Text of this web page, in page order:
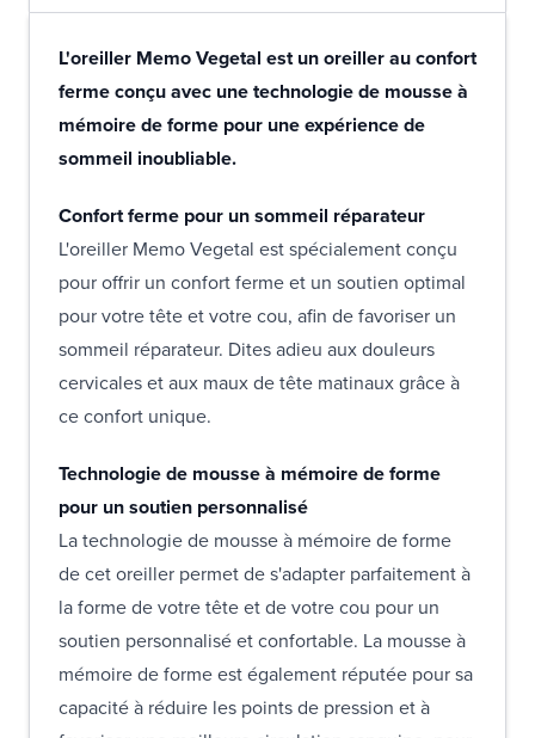
L'oreiller Memo Vegetal est un oreiller au confort
ferme conçu avec une technologie de mousse à
mémoire de forme pour une expérience de
sommeil inoubliable.
Confort ferme pour un sommeil réparateur
L'oreiller Memo Vegetal est spécialement conçu
pour offrir un confort ferme et un soutien optimal
pour votre tête et votre cou, afin de favoriser un
sommeil réparateur. Dites adieu aux douleurs
cervicales et aux maux de tête matinaux grâce à
ce confort unique.
Technologie de mousse à mémoire de forme
pour un soutien personnalisé
La technologie de mousse à mémoire de forme
de cet oreiller permet de s'adapter parfaitement à
la forme de votre tête et de votre cou pour un
soutien personnalisé et confortable. La mousse à
mémoire de forme est également réputée pour sa
capacité à réduire les points de pression et à